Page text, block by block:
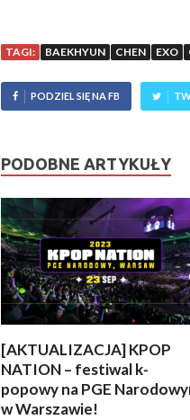
TAGI: BAEKHYUN CHEN EXO
PODZIEL SIĘ NA FB
PODOBNE ARTYKUŁY
[AKTUALIZACJA] KPOP
NATION – festiwal k-
popowy na PGE
w Warszawie!